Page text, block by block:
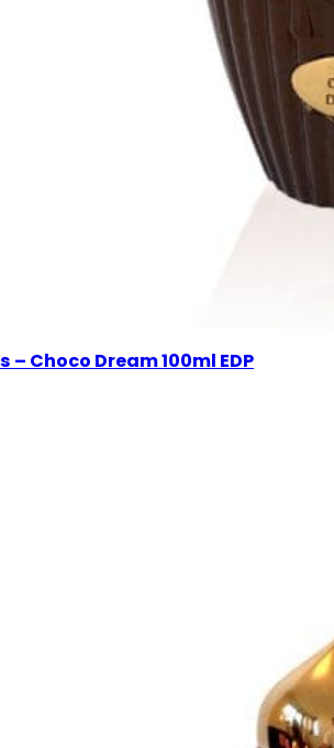
– Choco Dream 100ml EDP